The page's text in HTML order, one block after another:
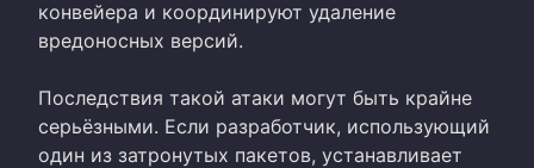
конвейера и координируют удаление
вредоносных версий.
Последствия такой атаки могут быть крайне
серьёзными. Если разработчик, использующий
один из затронутых пакетов, устанавливает